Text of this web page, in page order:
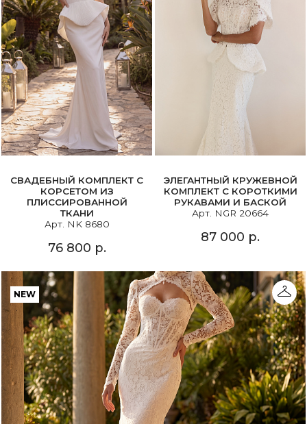
СВАДЕБНЫЙ КОМПЛЕКТ С
КОРСЕТОМ ИЗ
ПЛИССИРОВАННОЙ
ТКАНИ
Арт. NK 8680
76 800 р.
ЭЛЕГАНТНЫЙ КРУЖЕВНОЙ
КОМПЛЕКТ С КОРОТКИМИ
РУКАВАМИ И БАСКОЙ
Арт. NGR 20664
87 000 р.
NEW